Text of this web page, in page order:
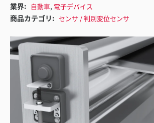
業界: 自動車, 電子デバイス
商品カテゴリ: センサ / 判別変位センサ